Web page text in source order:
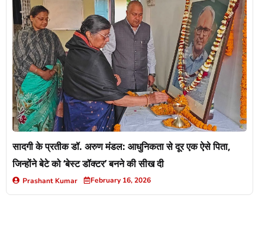
सादगी के प्रतीक डॉ. अरुण मंडल: आधुनिकता से दूर एक ऐसे पिता,
जिन्होंने बेटे को ‘बेस्ट डॉक्टर’ बनने की सीख दी
Prashant Kumar February 16, 2026